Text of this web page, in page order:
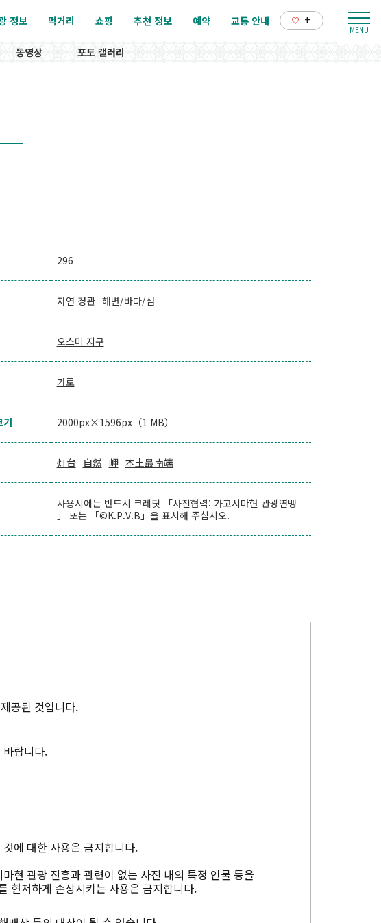
정보 먹거리 쇼핑 추천 정보 예약 교통 안내 +
동영상 포토 갤러리
296
자연 경관 해변/바다/섬
오스미 지구
가로
기 2000px×1596px（1 MB）
灯台 自然 岬 本土最南端
사용시에는 반드시 크레딧 「사진협력: 가고시마현 관광연맹
」 또는 「©K.P.V.B」을 표시해 주십시오.
공된 것입니다.
랍니다.
에 대한 사용은 금지합니다.
현 관광 진흥과 관련이 없는 사진 내의 특정 인물 등을
현저하게 손상시키는 사용은 금지합니다.